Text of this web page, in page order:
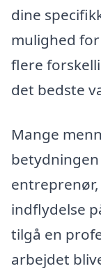
dine
mulighed
flere
det bedste
Mange
indflydelse
tilgå en
arbejdet